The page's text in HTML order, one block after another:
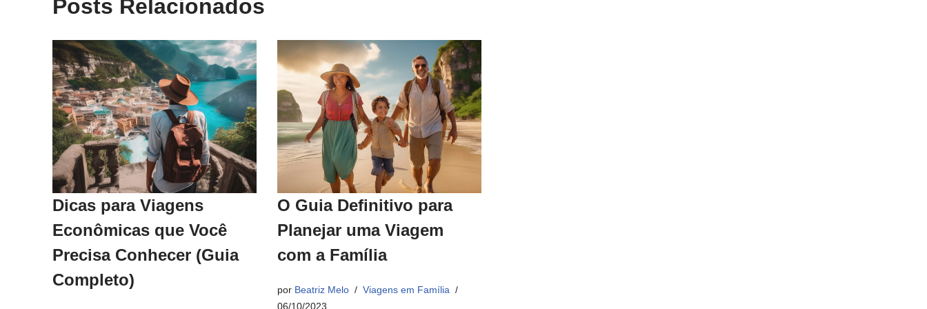
Posts Relacionados
Dicas para Viagens
Econômicas que Você
Precisa Conhecer (Guia
Completo)
O Guia Definitivo para
Planejar uma Viagem
com a Família
por Beatriz Melo
Viagens em Família
06/10/2023